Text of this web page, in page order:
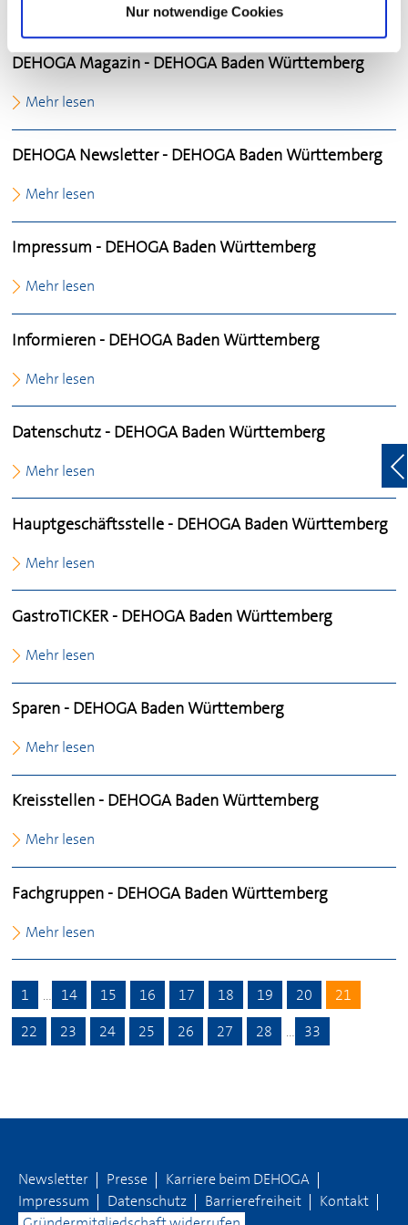
Nur notwendige Cookies
DEHOGAMagazin - DEHOGABaden Württemberg
Mehr lesen
DEHOGANewsletter - DEHOGABaden Württemberg
Mehr lesen
Impressum - DEHOGABaden Württemberg
Mehr lesen
Informieren - DEHOGABaden Württemberg
Mehr lesen
Datenschutz - DEHOGABaden Württemberg
Mehr lesen
Hauptgeschäftsstelle - DEHOGABaden Württemberg
Mehr lesen
GastroTICKER - DEHOGABaden Württemberg
Mehr lesen
Sparen - DEHOGABaden Württemberg
Mehr lesen
Kreisstellen - DEHOGABaden Württemberg
Mehr lesen
Fachgruppen - DEHOGABaden Württemberg
Mehr lesen
1 … 14 15 16 17 18 19 20
21
22
23 24 25 26 27 28 … 33
Newsletter Presse Karriere beim DEHOGA
Impressum
Datenschutz Barrierefreiheit
Kontakt